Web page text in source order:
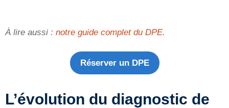
À lire aussi : notre guide complet du DPE.
Réserver un DPE
L’évolution du diagnostic de